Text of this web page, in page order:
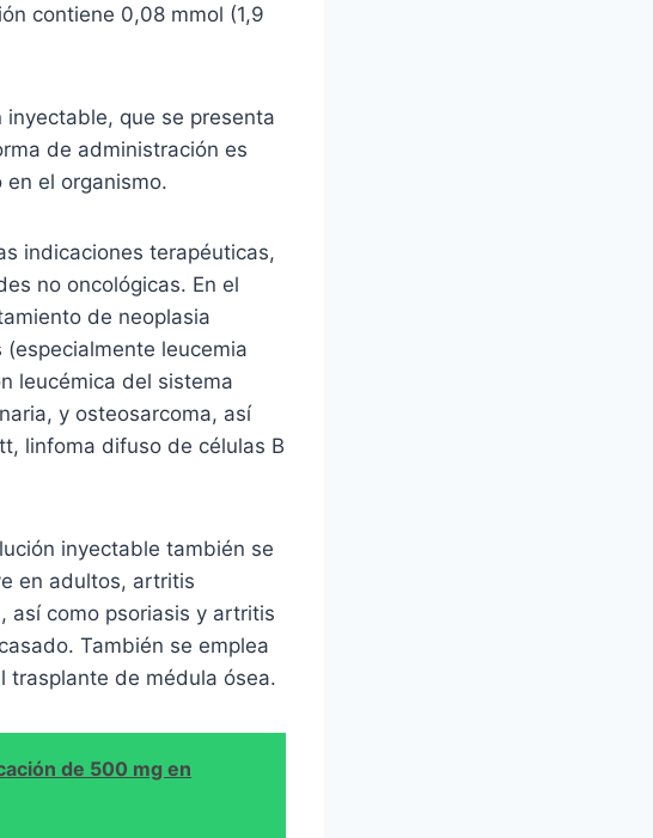
contiene 0,08 mmol (1,9
que se presenta
de administración es
el organismo.
indicaciones terapéuticas,
no oncológicas. En el
de neoplasia
leucemia
leucémica del sistema
y osteosarcoma, así
linfoma difuso de células B
inyectable también se
en adultos, artritis
así como psoriasis y artritis
También se emplea
trasplante de médula ósea.
de 500 mg en